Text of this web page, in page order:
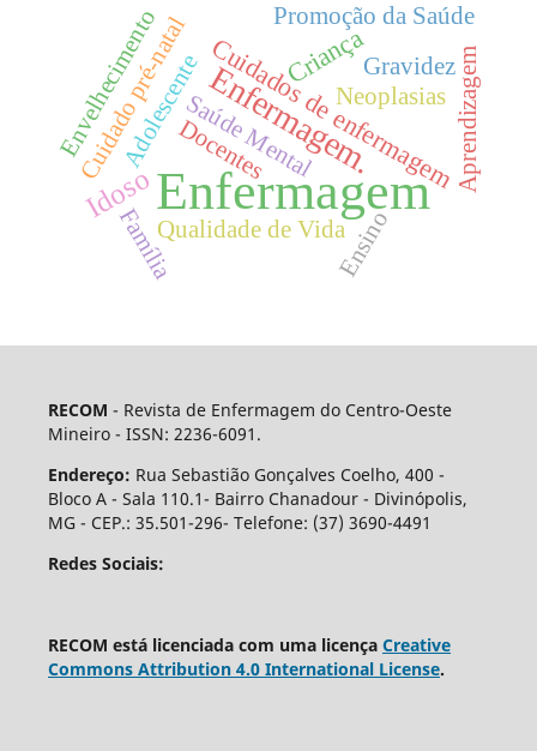
Enfermagem
Enfermagem.
Idoso Cuidados de enfermagem
Criança
Cuidado pré-natal
EnvelhecimentoAdolescente
Família Ensino
Neoplasias
Promoção da Saúde
Qualidade de Vida
Docentes Aprendizagem
Gravidez
Saúde Mental
RECOM - Revista de Enfermagem do Centro-Oeste
Mineiro - ISSN: 2236-6091.
Endereço: Rua Sebastião Gonçalves Coelho, 400 -
Bloco A - Sala 110.1- Bairro Chanadour - Divinópolis,
MG - CEP.: 35.501-296- Telefone: (37) 3690-4491
Redes Sociais:
RECOM está licenciada com uma licença Creative
Commons Attribution 4.0 International License.